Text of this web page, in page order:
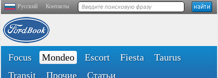
Русский Контакты
Focus Mondeo Escort Fiesta
Taurus
Transit
Прочие Статьи